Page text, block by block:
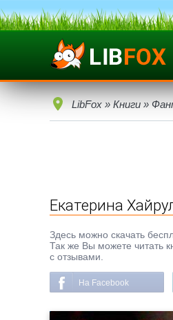
LibFox » Книги »
Екатерина
Здесь можно скачать
Так же Вы можете читать
с отзывами.
На Facebook